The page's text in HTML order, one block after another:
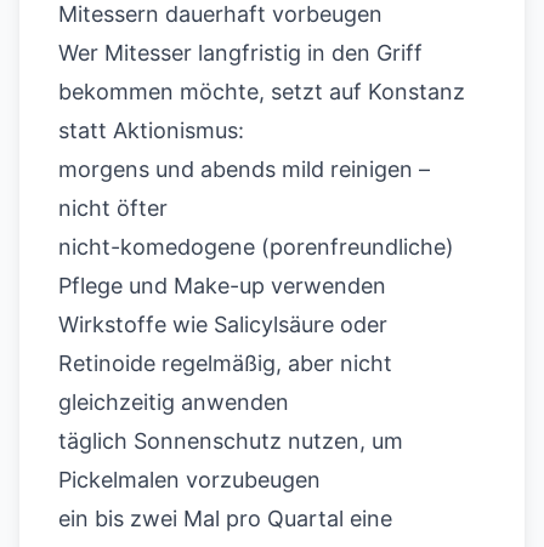
Mitessern dauerhaft vorbeugen
Wer Mitesser langfristig in den Griff
bekommen möchte, setzt auf Konstanz
statt Aktionismus:
morgens und abends mild reinigen –
nicht öfter
nicht-komedogene (porenfreundliche)
Pflege und Make-up verwenden
Wirkstoffe wie Salicylsäure oder
Retinoide regelmäßig, aber nicht
gleichzeitig anwenden
täglich Sonnenschutz nutzen, um
Pickelmalen vorzubeugen
ein bis zwei Mal pro Quartal eine